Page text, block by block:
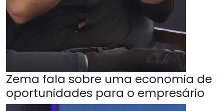
Zema fala sobre uma economia de
oportunidades para o empresário